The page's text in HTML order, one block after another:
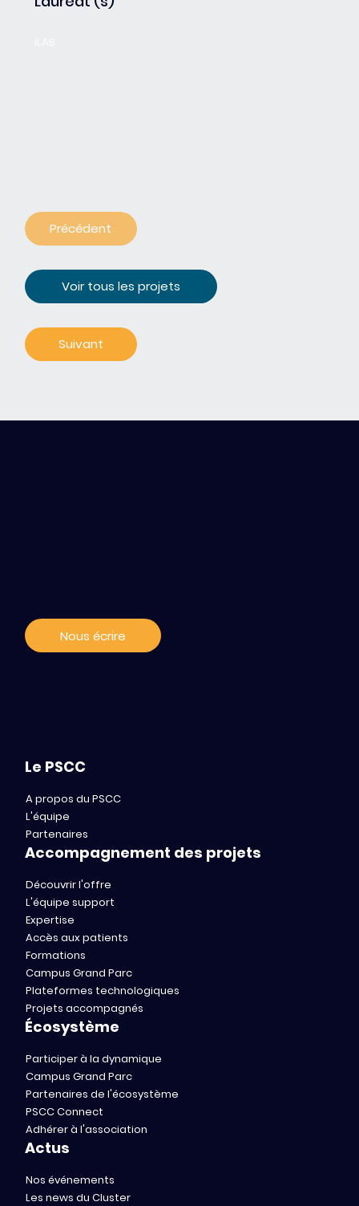
Précédent
Voir tous les projets
Nous écrire
Le PSCC
A propos du PSCC
L'équipe
Partenaires
Accompagnement des projets
Découvrir l'offre
L'équipe support
Expertise
Accès aux patients
Formations
Campus Grand Parc
Plateformes technologiques
Projets accompagnés
Écosystème
Participer à la dynamique
Campus Grand Parc
Partenaires de l'écosystème
PSCC Connect
Adhérer à l'association
Actus
Nos événements
Les news du Cluster